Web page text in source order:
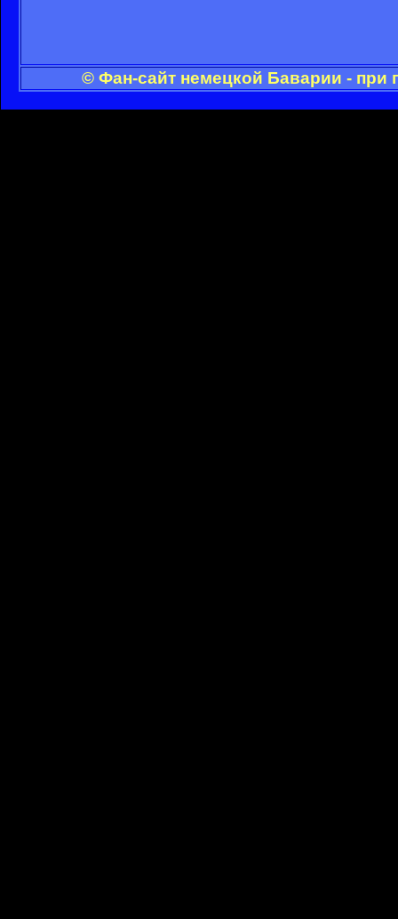
© Фан-сайт немецкой Баварии - при